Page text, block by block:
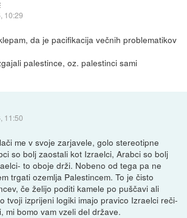
10:29
da je pacifikacija večnih problematikov
palestince, oz. palestinci sami
11:50
me v svoje zarjavele, golo stereotipne
so bolj zaostali kot Izraelci, Arabci so bolj
to oboje drži. Nobeno od tega pa ne
trgati ozemlja Palestincem. To je čisto
če želijo poditi kamele po puščavi ali
tvoji izprijeni logiki imajo pravico Izraelci reči-
mi bomo vam vzeli del države.